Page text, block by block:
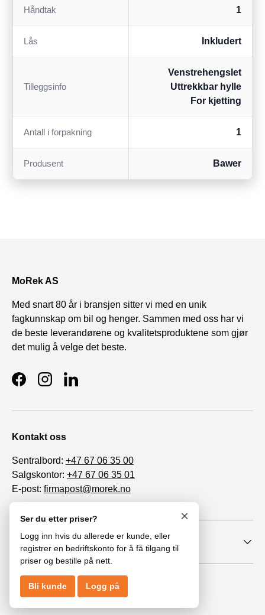
Håndtak 1
Lås Inkludert
Tilleggsinfo
Venstrehengslet
Uttrekkbar hylle
For kjetting
Antall i forpakning 1
Produsent Bawer
MoRek AS
Med snart 80 år i bransjen sitter vi med en unik
fagkunnskap om bil og henger. Sammen med oss har vi
de beste leverandørene og kvalitetsproduktene som gjør
det mulig å velge det beste.
FacebookInstagramLinkedIn
Kontakt oss
Sentralbord: +47 67 06 35 00
Salgskontor: +47 67 06 35 01
E-post: firmapost@morek.no
Informasjon
© 2026MoRek AS
×
Ser du etter priser?
Logg inn hvis du allerede er kunde, eller
registrer en bedriftskonto for å få tilgang til
priser og bestille på nett.
Bli kunde Logg på